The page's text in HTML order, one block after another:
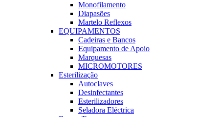
Monofilamento
Diapasões
Martelo Reflexos
EQUIPAMENTOS
Cadeiras e Bancos
Equipamento de Apoio
Marquesas
MICROMOTORES
Esterilização
Autoclaves
Desinfectantes
Esterilizadores
Seladora Eléctrica